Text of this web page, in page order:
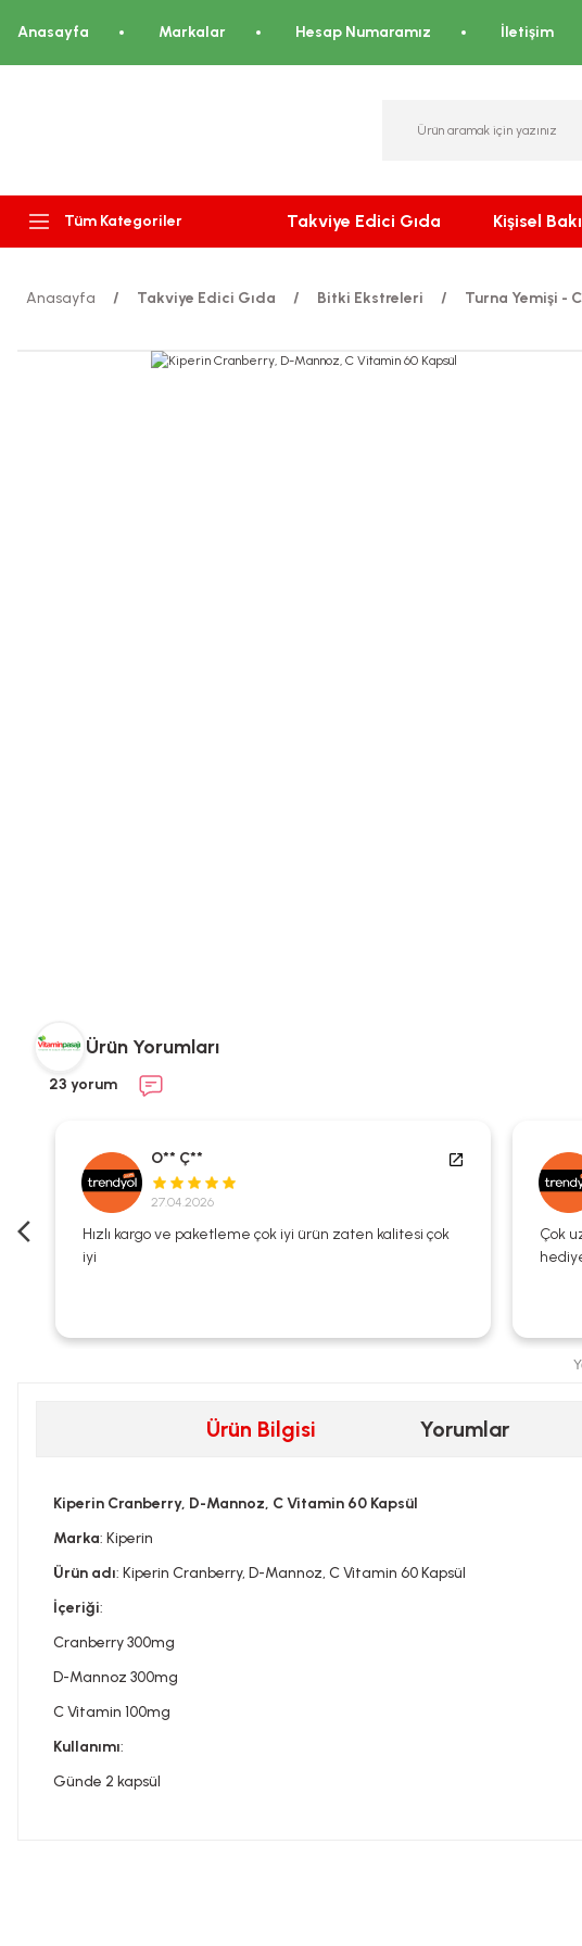
Anasayfa Markalar Hesap Numaramız İletişim
Tüm Kategoriler Takviye Edici Gıda Kişisel
Anasayfa Takviye Edici Gıda Bitki Ekstreleri Turna Yemişi -
Ürün Yorumları
23 yorum
O** Ç**
27.04.2026
Hızlı kargo ve paketleme çok iyi ürün zaten kalitesi çok
iyi
Çok
Ürün Bilgisi Yorumlar
Kiperin Cranberry, D-Mannoz, C Vitamin 60 Kapsül
Marka: Kiperin
Ürün adı: Kiperin Cranberry, D-Mannoz, C Vitamin 60 Kapsül
İçeriği:
Cranberry 300mg
D-Mannoz 300mg
C Vitamin 100mg
Kullanımı:
Günde 2 kapsül